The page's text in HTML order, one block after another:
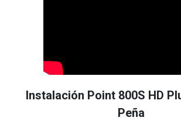
Instalación Point 800S HD
Peña